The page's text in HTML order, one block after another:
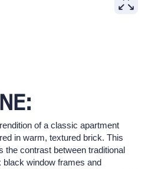
of a classic apartment
in warm, textured brick. This
the contrast between traditional
window frames and